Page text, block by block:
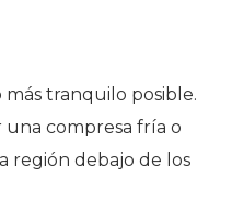
tranquilo posible.
una compresa fría o
región debajo de los